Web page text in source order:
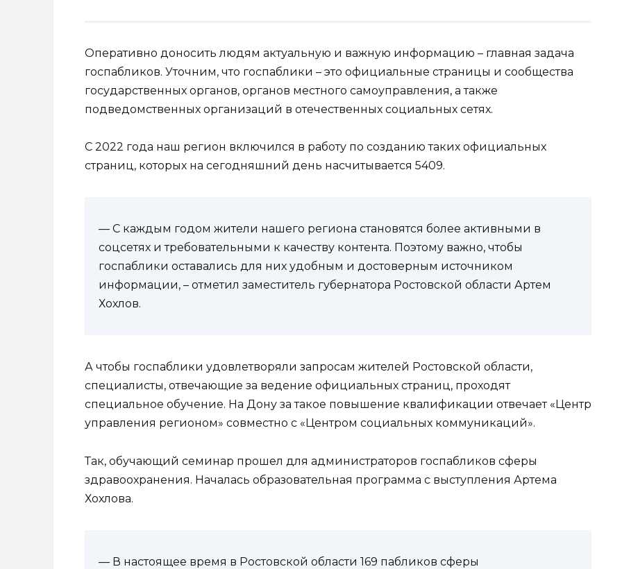
Оперативно доносить людям актуальную и важную информацию – главная задача
госпабликов. Уточним, что госпаблики – это официальные страницы и сообщества
государственных органов, органов местного самоуправления, а также
подведомственных организаций в отечественных социальных сетях.
С 2022 года наш регион включился в работу по созданию таких официальных
страниц, которых на сегодняшний день насчитывается 5409.
— С каждым годом жители нашего региона становятся более активными в
соцсетях и требовательными к качеству контента. Поэтому важно, чтобы
госпаблики оставались для них удобным и достоверным источником
информации, – отметил заместитель губернатора Ростовской области Артем
Хохлов.
А чтобы госпаблики удовлетворяли запросам жителей Ростовской области,
специалисты, отвечающие за ведение официальных страниц, проходят
специальное обучение. На Дону за такое повышение квалификации отвечает «Центр
управления регионом» совместно с «Центром социальных коммуникаций».
Так, обучающий семинар прошел для администраторов госпабликов сферы
здравоохранения. Началась образовательная программа с выступления Артема
Хохлова.
— В настоящее время в Ростовской области 169 пабликов сферы